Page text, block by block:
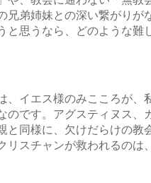
弟姉妹との深い繋がり
思うなら、どのような難
イエス様のみこころが
です。アグスティヌス
同様に、欠けだらけの
スチャンが救われるの